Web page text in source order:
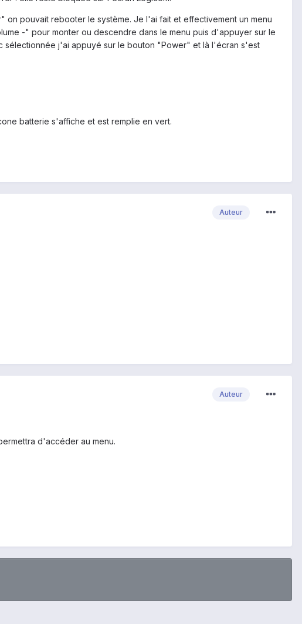
pouvait rebooter le système. Je l'ai fait et effectivement un menu
-" pour monter ou descendre dans le menu puis d'appuyer sur le
sélectionnée j'ai appuyé sur le bouton "Power" et là l'écran s'est
batterie s'affiche et est remplie en vert.
Auteur
Auteur
d'accéder au menu.